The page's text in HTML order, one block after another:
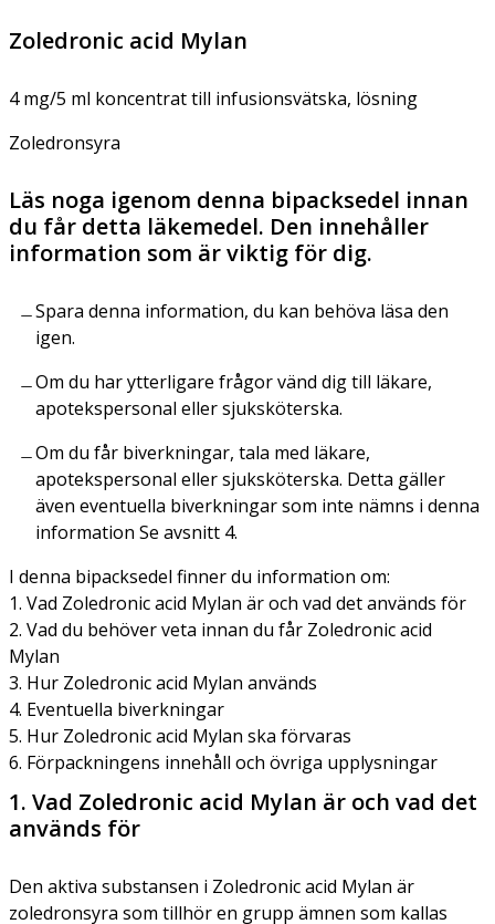
Zoledronic acid Mylan
4 mg/5 ml koncentrat till infusionsvätska, lösning
Zoledronsyra
Läs noga igenom denna bipacksedel innan
du får detta läkemedel. Den innehåller
information som är viktig för dig.
Spara denna information, du kan behöva läsa den
igen.
Om du har ytterligare frågor vänd dig till läkare,
apotekspersonal eller sjuksköterska.
Om du får biverkningar, tala med läkare,
apotekspersonal eller sjuksköterska. Detta gäller
även eventuella biverkningar som inte nämns i denna
information Se avsnitt 4.
I denna bipacksedel finner du information om:
1. Vad Zoledronic acid Mylan är och vad det används för
2. Vad du behöver veta innan du får Zoledronic acid
Mylan
3. Hur Zoledronic acid Mylan används
4. Eventuella biverkningar
5. Hur Zoledronic acid Mylan ska förvaras
6. Förpackningens innehåll och övriga upplysningar
1. Vad Zoledronic acid Mylan är och vad det
används för
Den aktiva substansen i Zoledronic acid Mylan är
zoledronsyra som tillhör en grupp ämnen som kallas